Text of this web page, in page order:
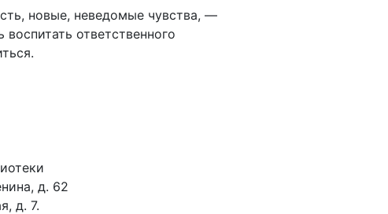
новые, неведомые чувства, —
ответственного
д. 62
д. 7.